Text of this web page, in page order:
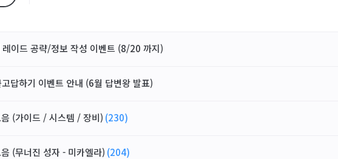
이드 공략/정보 작성 이벤트 (8/20 까지)
답하기 이벤트 안내 (6월 답변왕 발표)
(가이드 / 시스템 / 장비) (230)
(무너진 성자 - 미카엘라) (204)